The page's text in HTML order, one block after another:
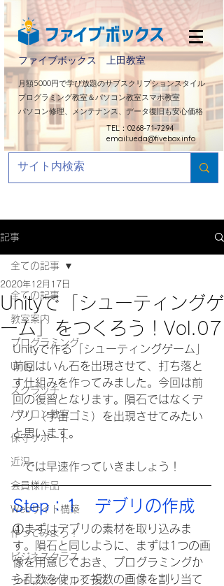
ファイブボックス 上田教室
​月額5000円で学び放題のサブスクリプションスタイル
プログラミング教室＆パソコン教室スマホ教室
パソコン修理、メンテナンス、データ復旧も安心価格
TEL：0268-71-7294
email:ueda@fivebox.info
記事
全ての記事
教室案内
プログラミング
Unity
スクラッチ
パソコン教室
保守サポート
近況
会員様作品
Webサイト構築
作ってみよう！
ビジネスクラス
ライフスタイルクラス
全ての記事
Unityで「シューティングゲ
ーム」をつくろう！Vol.07
2020年12月17日
Unityで作る「シューティングゲーム」
前回はいん石を出現させて、打ち落と
す仕組みを作ってみました。今回は前
回の復習となります。隕石ではなくデ
ブリ（宇宙ゴミ）を出現させてみたい
と思います。
では早速作っていきましょう！
Step：1　デブリの作成
①まずはデブリの素材を取り込みま
す。隕石と同じように、まずは1つの画
像を用意しておき、プログラミングか
ら乱数を使って複数の画像を割り当て